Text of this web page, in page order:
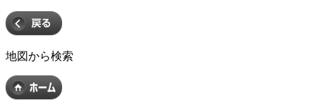
地図から検索